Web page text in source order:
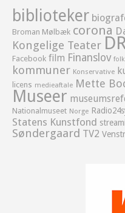
biblioteker
Broman Mølbæk corona
Kongelige Teater
Facebook film Finanslov
kommuner Konservative
licens medieaftale Mette
Museer
Nationalmuseet Norge
Statens Kunstfond
Søndergaard TV2